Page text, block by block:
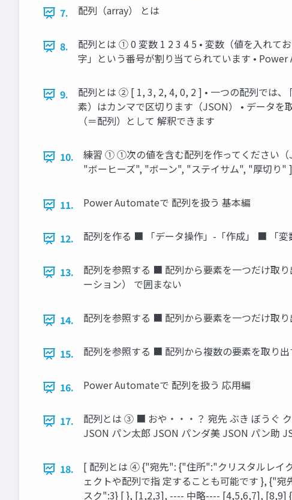
7.
配列（array） とは
8.
配列とは ① 0 変数 1 2 3 4 5 • 変数（値を入れて
字」という番号が割り当てられています •
9.
配列とは ② [ 1, 3, 2, 4, 0, 2 ] • 一つの配列では、
素）はカンマで区切ります（JSON） • データ
（＝配列）として 解釈できます
10.
練習 ➀ ➀次の値を含む配列を作ってください（
"ボーヒーズ", "ボーン", "ステイサム", "厚切り" ]
11. Power Automateで 配列を扱う 基本編
12. 配列を作る ■ 「データ操作」-「作成」 ■ 「
13.
配列を参照する ■ 配列から要素を一つだけ取
ーション） で囲まない
14. 配列を参照する ■ 配列から要素を一つだけ取
15. 配列を参照する ■ 配列から複数の要素を取り
16. Power Automateで 配列を扱う 応用編
17.
配列とは ③ ■ おや・・・？ 宛先 ぶき ぼうぐ
JSON パン太郎 JSON パンダ美 JSON パン助
18.
[ 配列とは ④ {"宛先": {"住所":"クリスタルレイ
ェクトや配列で指 定することも可能です }, {"
スク":3} [ }, [1,2,3], ---- 中略---- [4,5,6,7], [8,9]